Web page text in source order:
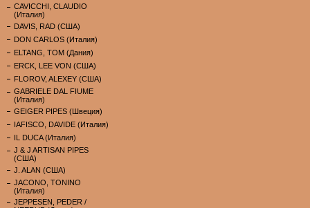
CAVICCHI, CLAUDIO
(Италия)
DAVIS, RAD (США)
DON CARLOS (Италия)
ELTANG, TOM (Дания)
ERCK, LEE VON (США)
FLOROV, ALEXEY (США)
GABRIELE DAL FIUME
(Италия)
GEIGER PIPES (Швеция)
IAFISCO, DAVIDE (Италия)
IL DUCA (Италия)
J & J ARTISAN PIPES
(США)
J. ALAN (США)
JACONO, TONINO
(Италия)
JEPPESEN, PEDER /